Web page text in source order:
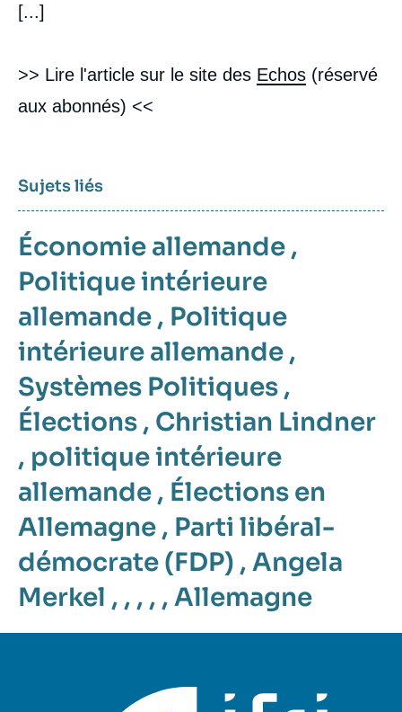
[...]
>> Lire l'article sur le site des Echos (réservé
aux abonnés) <<
Sujets liés
Économie allemande ,
Politique intérieure
allemande , Politique
intérieure allemande ,
Systèmes Politiques ,
Élections , Christian Lindner
, politique intérieure
allemande , Élections en
Allemagne , Parti libéral-
démocrate (FDP) , Angela
Merkel , , , , , Allemagne